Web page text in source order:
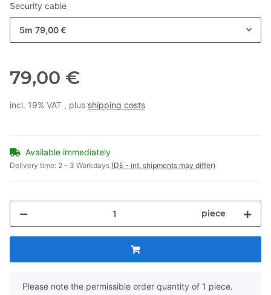
Security cable
5m 79,00 €
79,00 €
incl. 19% VAT , plus shipping costs
Available immediately
Delivery time: 2 - 3 Workdays (DE - int. shipments may differ)
piece
x
Please note the permissible order quantity of 1 piece.